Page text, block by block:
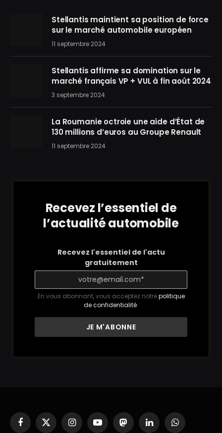
Stellantis maintient sa position de force
sur le marché automobile européen
11 septembre 2024
Stellantis affirme sa domination sur le
marché français VP + VUL à fin août 2024
3 septembre 2024
La Roumanie octroie une aide d’État de
130 millions d’euros au Groupe Renault
11 septembre 2024
Recevez l’essentiel de
l’actualité automobile
Recevez l'essentiel de l'actu
gratuitement
En vous abonnant, vous acceptez notrepolitique
de confidentialité.
Facebook
X
InstagramYouTubeMastodonLinkedInWhatsApp